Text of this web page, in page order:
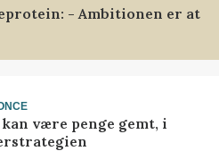
- Ambitionen er at
være penge gemt, i